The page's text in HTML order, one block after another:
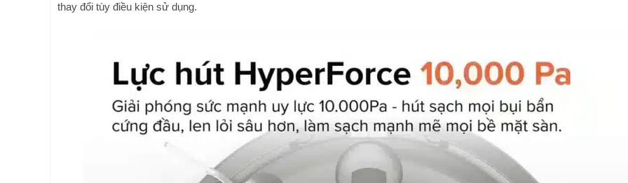
thay đổi tùy điều kiện sử dụng.